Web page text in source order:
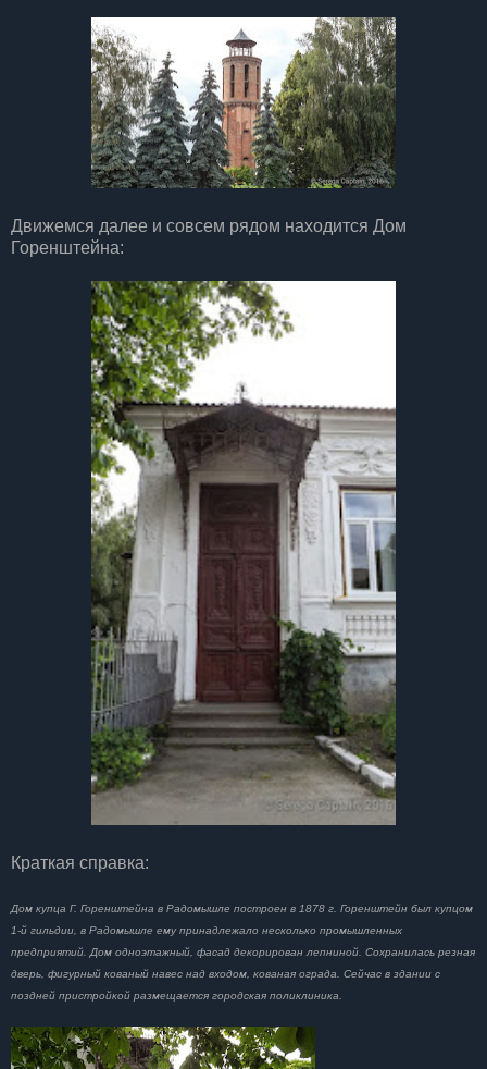
Движемся далее и совсем рядом находится Дом
Горенштейна:
Краткая справка:
Дом купца Г. Горенштейна в Радомышле построен в 1878 г. Горенштейн был купцом
1-й гильдии, в Радомышле ему принадлежало несколько промышленных
предприятий. Дом одноэтажный, фасад декорирован лепниной. Сохранилась резная
дверь, фигурный кованый навес над входом, кованая ограда. Сейчас в здании с
поздней пристройкой размещается городская поликлиника.